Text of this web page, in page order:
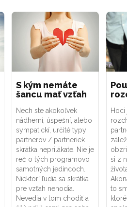
S kým nemáte
šancu mať vzťah
Nech ste akokoľvek
nádherní, úspešní, alebo
sympatickí, určité typy
partnerov / partneriek
skrátka neprilákate. Nie je
reč o tých programovo
samotných jedincoch.
Niektorí ľudia sa skrátka
pre vzťah nehodia.
Nevedia v tom chodiť a
Hoci
si z
to